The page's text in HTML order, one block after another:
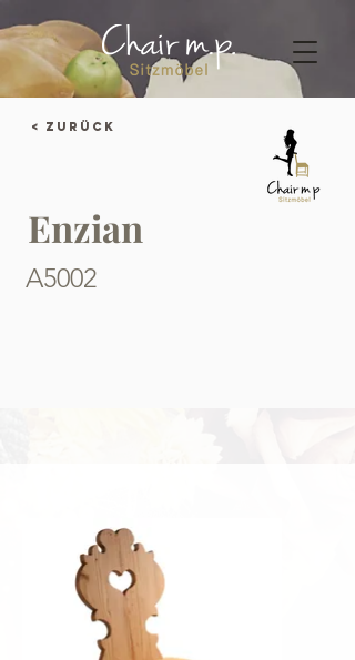
< Zurück
Enzian
A5002